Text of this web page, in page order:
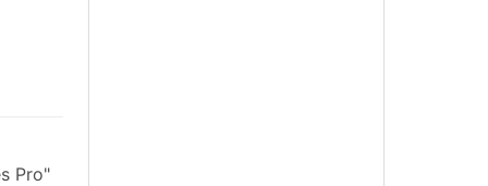
Pro"